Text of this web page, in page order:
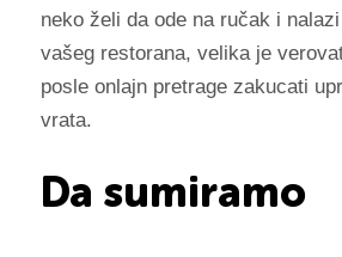
neko želi da ode na ručak i
vašeg restorana, velika je
posle onlajn pretrage zakucati
vrata.
Da sumiramo